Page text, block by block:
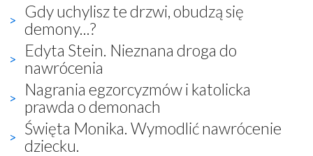
Gdy uchylisz te drzwi, obudzą się
demony...?
Edyta Stein. Nieznana droga do
nawrócenia
Nagrania egzorcyzmów i katolicka
prawda o demonach
Święta Monika. Wymodlić nawrócenie
dziecku.